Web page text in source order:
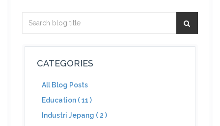
CATEGORIES
All Blog Posts
Education ( 11 )
Industri Jepang ( 2 )